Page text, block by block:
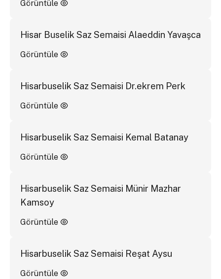
Görüntüle
Hisar Buselik Saz Semaisi Alaeddin Yavaşca
Görüntüle
Hisarbuselik Saz Semaisi Dr.ekrem Perk
Görüntüle
Hisarbuselik Saz Semaisi Kemal Batanay
Görüntüle
Hisarbuselik Saz Semaisi Münir Mazhar
Kamsoy
Görüntüle
Hisarbuselik Saz Semaisi Reşat Aysu
Görüntüle